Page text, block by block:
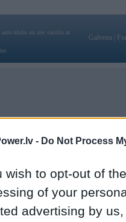
- Do Not Process
wish to opt-out of
of your
advertising by
auto klubs un nav saistīts ar
Galvena